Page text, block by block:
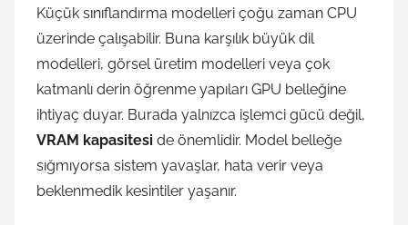
Küçük sınıflandırma modelleri çoğu zaman CPU
üzerinde çalışabilir. Buna karşılık büyük dil
modelleri, görsel üretim modelleri veya çok
katmanlı derin öğrenme yapıları GPU belleğine
ihtiyaç duyar. Burada yalnızca işlemci gücü değil,
VRAM kapasitesi de önemlidir. Model belleğe
sığmıyorsa sistem yavaşlar, hata verir veya
beklenmedik kesintiler yaşanır.